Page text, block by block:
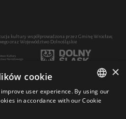
kultury współprowadzona przez Gminę Wrocław,
oraz Województwo Dolnośląskie
NFM poprzez zakup sprzętu współfinansowany
POLISH
×
cookie
user experience. By using our
in accordance with our Cookie